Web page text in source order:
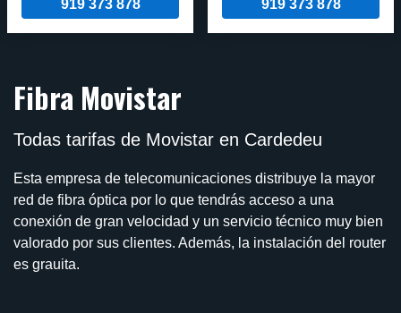
919 373 878 919 373 878
Fibra Movistar
Todas tarifas de Movistar en Cardedeu
Esta empresa de telecomunicaciones distribuye la mayor
red de fibra óptica por lo que tendrás acceso a una
conexión de gran velocidad y un servicio técnico muy bien
valorado por sus clientes. Además, la instalación del router
es grauita.